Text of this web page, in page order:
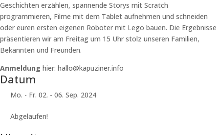
Geschichten erzählen, spannende Storys mit Scratch
programmieren, Filme mit dem Tablet aufnehmen und schneiden
oder euren ersten eigenen Roboter mit Lego bauen. Die Ergebnisse
präsentieren wir am Freitag um 15 Uhr stolz unseren Familien,
Bekannten und Freunden.
Anmeldung hier: hallo@kapuziner.info
Datum
Mo. - Fr. 02. - 06. Sep. 2024
Abgelaufen!